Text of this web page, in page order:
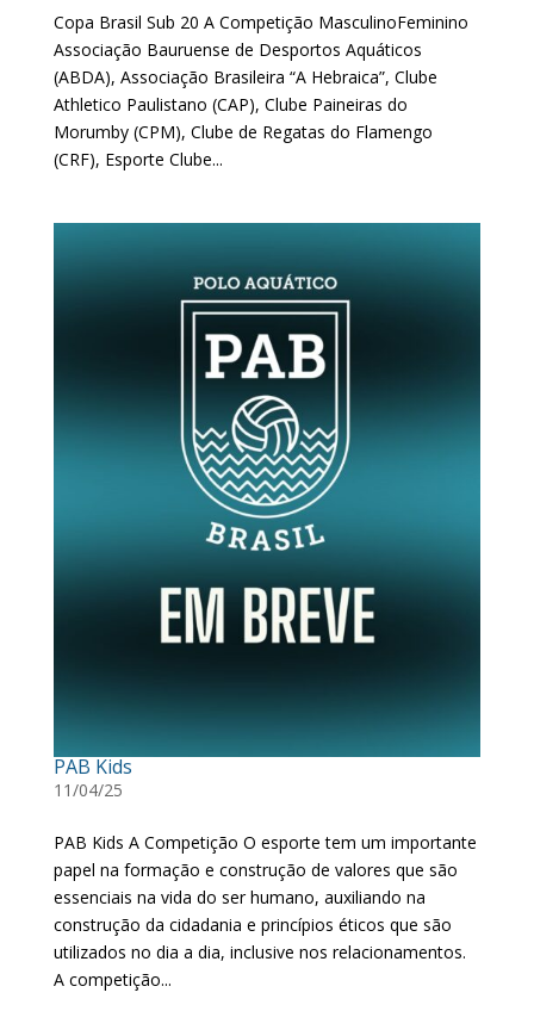
Copa Brasil Sub 20 A Competição MasculinoFeminino
Associação Bauruense de Desportos Aquáticos
(ABDA), Associação Brasileira “A Hebraica”, Clube
Athletico Paulistano (CAP), Clube Paineiras do
Morumby (CPM), Clube de Regatas do Flamengo
(CRF), Esporte Clube...
PAB Kids
11/04/25
PAB Kids A Competição O esporte tem um importante
papel na formação e construção de valores que são
essenciais na vida do ser humano, auxiliando na
construção da cidadania e princípios éticos que são
utilizados no dia a dia, inclusive nos relacionamentos.
A competição...